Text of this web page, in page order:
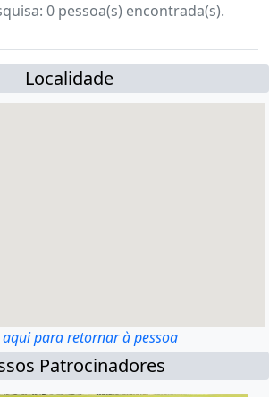
0 pessoa(s) encontrada(s).
Localidade
aqui para retornar à pessoa
Patrocinadores